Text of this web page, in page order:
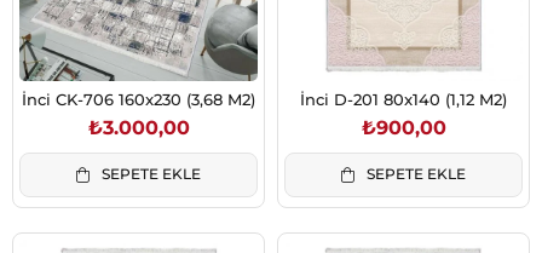
İnci CK-706 160x230 (3,68 M2)
₺3.000,00
SEPETE EKLE
İnci D-201 80x140 (1,12 M2)
₺900,00
SEPETE EKLE